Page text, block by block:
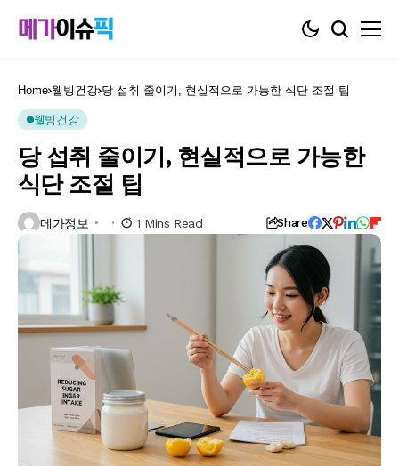
Home 웰빙건강 당 섭취 줄이기, 현실적으로 가능한 식단 조절 팁
웰빙건강
당 섭취 줄이기, 현실적으로 가능한
식단 조절 팁
메가정보 1 Mins Read Share